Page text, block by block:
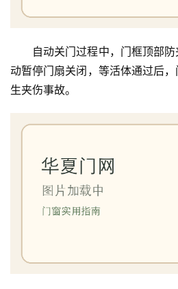
自动关门过程中，门框顶部
动暂停门扇关闭，等活体通过后
生夹伤事故。